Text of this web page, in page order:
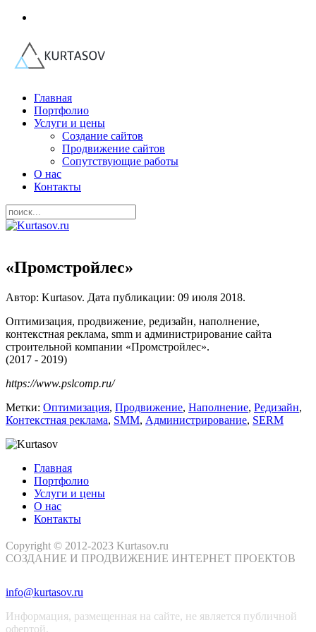
Главная
Портфолио
Услуги и цены
Создание сайтов
Продвижение сайтов
Сопутствующие работы
О нас
Контакты
«Промстройлес»
Автор: Kurtasov. Дата публикации: 09 июля 2018.
Оптимизация, продвижение, редизайн, наполнение,
контекстная реклама, smm и администрирование сайта
строительной компании «Промстройлес».
(2017 - 2019)
https://www.pslcomp.ru/
Метки: Оптимизация, Продвижение, Наполнение, Редизайн,
Контекстная реклама, SMM, Администрирование, SERM
Главная
Портфолио
Услуги и цены
О нас
Контакты
Copyright © 2012-2023 Kurtasov.ru
СОЗДАНИЕ И ПРОДВИЖЕНИЕ ИНТЕРНЕТ ПРОЕКТОВ
info@kurtasov.ru
Информация, размещенная на сайте, не является публичной
офертой.